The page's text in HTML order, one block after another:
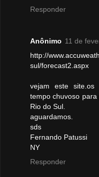
Responder
Anônimo 11 de
http://
sul/forecast2.aspx
vejam este site.os
tempo chuvoso
Rio do Sul.
aguardamos.
sds
Fernando Patussi
NY
Responder